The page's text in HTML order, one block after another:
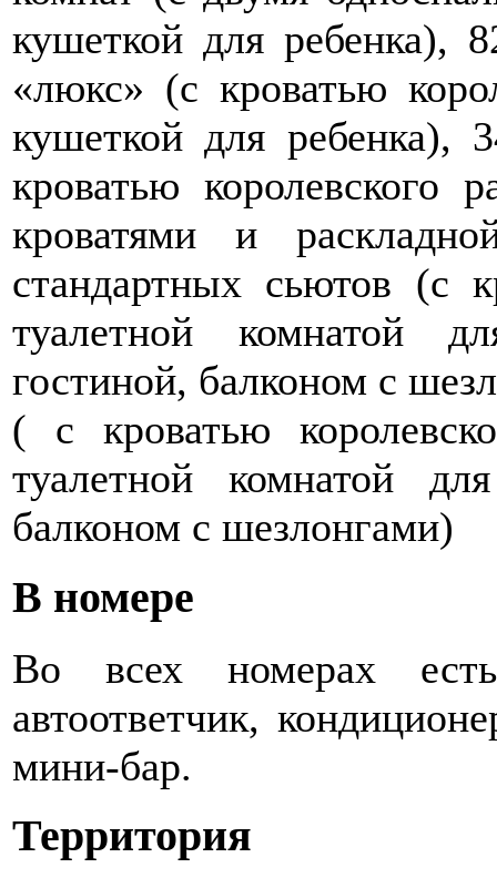
кушеткой для ребенка),
«люкс» (с кроватью
кушеткой для ребенка),
кроватью королевского
кроватями и
стандартных сьютов (с
туалетной комнатой
гостиной, балконом с
( с кроватью
туалетной комнатой
балконом с шезлонгами)
В номере
Во всех номерах
автоответчик,
мини-бар.
Территория